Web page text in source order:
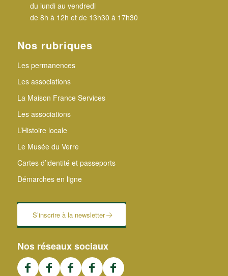
du lundi au vendredi
de 8h à 12h et de 13h30 à 17h30
Nos rubriques
Les permanences
Les associations
La Maison France Services
Les associations
L’Histoire locale
Le Musée du Verre
Cartes d’identité et passeports
Démarches en ligne
S’inscrire à la newsletter
Nos réseaux sociaux